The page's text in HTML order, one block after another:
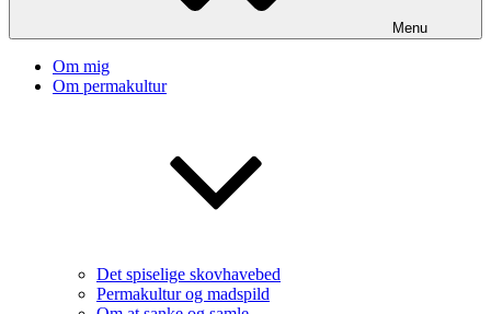
Menu
Om mig
Om permakultur
Det spiselige skovhavebed
Permakultur og madspild